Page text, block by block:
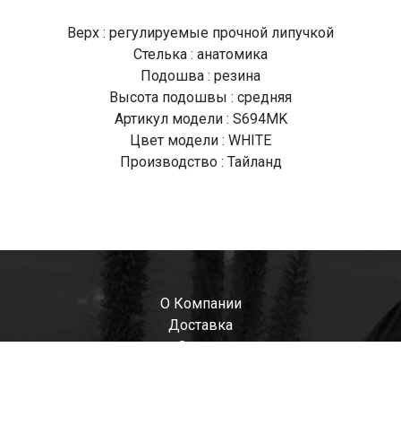
Верх : регулируемые прочной липучкой
Стелька : анатомика
Подошва : резина
Высота подошвы : средняя
Артикул модели : S694MK
Цвет модели : WHITE
Производство : Тайланд
О Компании
Доставка
Оплата